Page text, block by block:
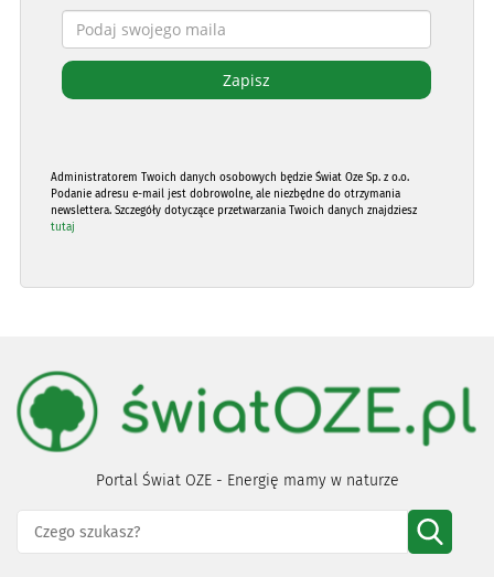
Administratorem Twoich danych osobowych będzie Świat Oze Sp. z o.o.
Podanie adresu e-mail jest dobrowolne, ale niezbędne do otrzymania
newslettera. Szczegóły dotyczące przetwarzania Twoich danych znajdziesz
tutaj
Portal Świat OZE - Energię mamy w naturze